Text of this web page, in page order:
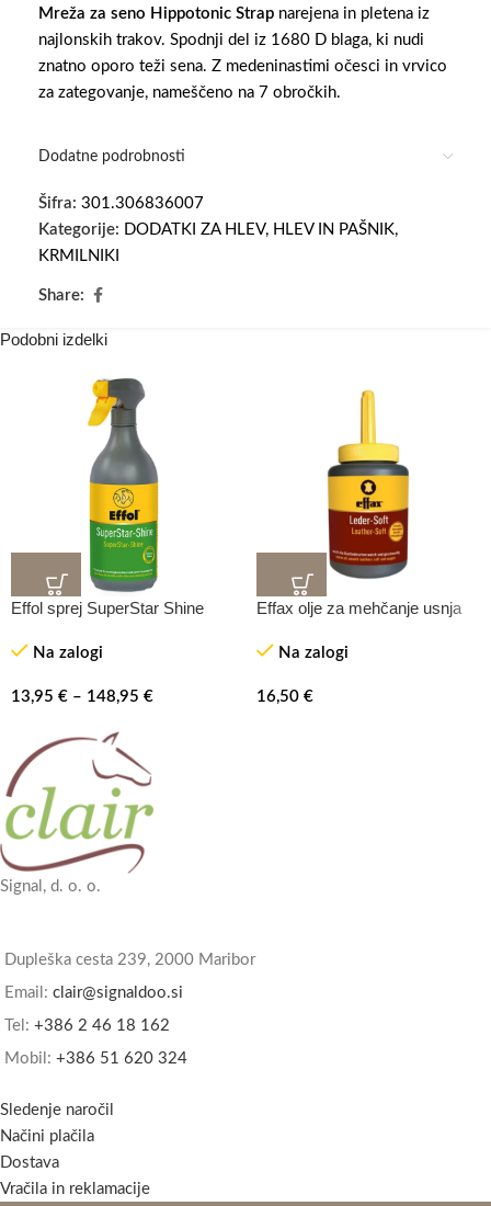
Mreža za seno Hippotonic Strap narejena in pletena iz
najlonskih trakov. Spodnji del iz 1680 D blaga, ki nudi
znatno oporo teži sena. Z medeninastimi očesci in vrvico
za zategovanje, nameščeno na 7 obročkih.
Dodatne podrobnosti
Šifra: 301.306836007
Kategorije: DODATKI ZA HLEV, HLEV IN PAŠNIK,
KRMILNIKI
Share:
Podobni izdelki
Effol sprej SuperStar Shine
Na zalogi
13,95 € – 148,95 €
Effax olje za mehčanje usnja
Na zalogi
16,50 €
Signal, d. o. o.
Dupleška cesta 239, 2000 Maribor
Email: clair@signaldoo.si
Tel: +386 2 46 18 162
Mobil: +386 51 620 324
Sledenje naročil
Načini plačila
Dostava
Vračila in reklamacije